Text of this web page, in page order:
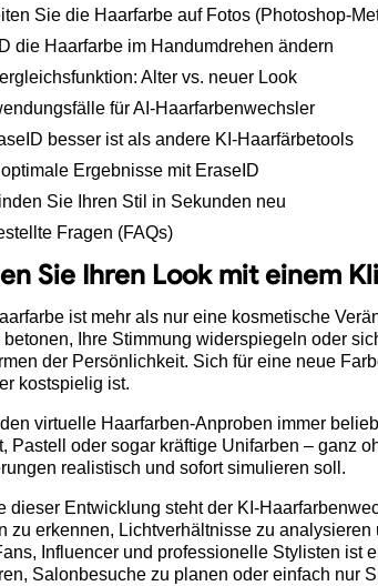
Sie die Haarfarbe auf Fotos (Photoshop-
die Haarfarbe im Handumdrehen ändern
Alter vs. neuer Look
für AI-Haarfarbenwechsler
besser ist als andere KI-Haarfärbetools
Ergebnisse mit EraseID
Sie Ihren Stil in Sekunden neu
Fragen (FAQs)
Sie Ihren Look mit einem
ist mehr als nur eine kosmetische
betonen, Ihre Stimmung widerspiegeln oder
der Persönlichkeit. Sich für eine neue
kostspielig ist.
virtuelle Haarfarben-Anproben immer
Pastell oder sogar kräftige Unifarben – ganz
realistisch und sofort simulieren soll.
dieser Entwicklung steht der KI-
zu erkennen, Lichtverhältnisse zu
Influencer und professionelle Stylisten ist
Salonbesuche zu planen oder einfach nur